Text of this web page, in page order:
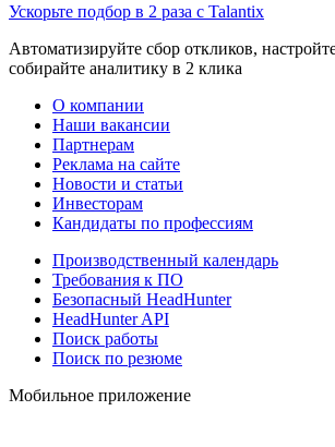
Ускорьте подбор в 2 раза с Talantix
Автоматизируйте сбор откликов,
собирайте аналитику в 2 клика
О компании
Наши вакансии
Партнерам
Реклама на сайте
Новости и статьи
Инвесторам
Кандидаты по профессиям
Производственный календарь
Требования к ПО
Безопасный HeadHunter
HeadHunter API
Поиск работы
Поиск по резюме
Мобильное приложение